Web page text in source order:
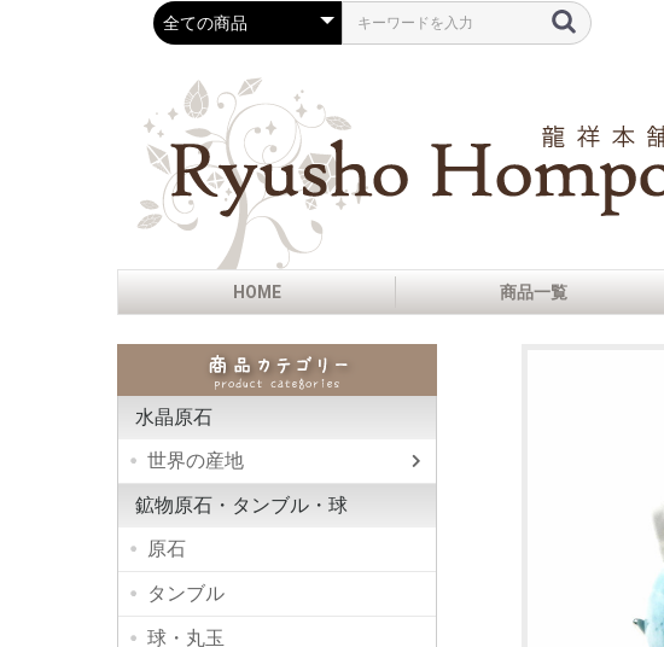
HOME 商品一覧
水晶原石
世界の産地
鉱物原石・タンブル・球
原石
タンブル
球・丸玉